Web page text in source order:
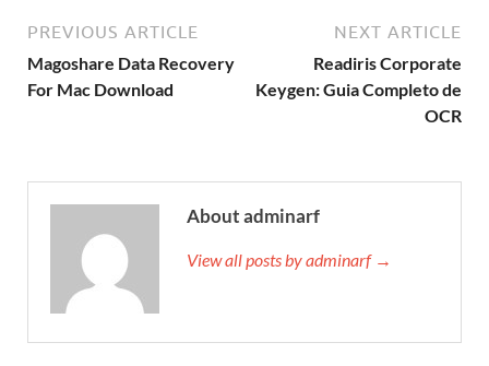
PREVIOUS ARTICLE
Magoshare Data Recovery
For Mac Download
NEXT ARTICLE
Readiris Corporate
Keygen: Guia Completo de
OCR
About adminarf
View all posts by adminarf →